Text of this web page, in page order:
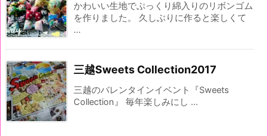
かわいい生地でぷっくり綿入りのリボンゴム
を作りました。 久しぶりに作ると楽しくて
...
三越Sweets Collection2017
三越のバレンタインイベント『Sweets
Collection』 毎年楽しみにし ...